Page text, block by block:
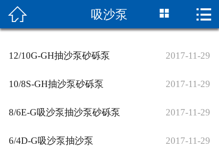
网站首页
产品中心
组装现场
服务支持
 吸沙泵  
12/10G-GH抽沙泵砂砾泵 2017-11-29
10/8S-GH抽沙泵砂砾泵 2017-11-29
8/6E-G吸沙泵抽沙泵砂砾泵 2017-11-29
6/4D-G吸沙泵抽沙泵 2017-11-29